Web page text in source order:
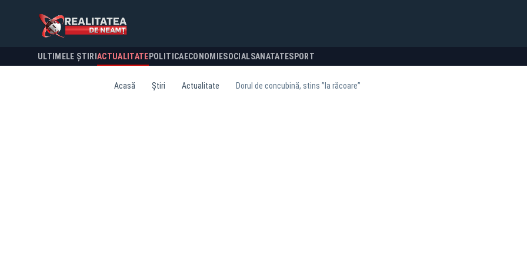
ULTIMELE ȘTIRI ACTUALITATE POLITICA ECONOMIESOCIALSANATATESPORT
Acasă Știri Actualitate Dorul de concubină, stins ”la răcoare”